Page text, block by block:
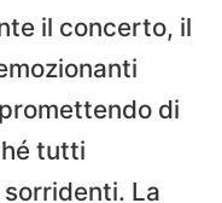
il concerto, il
di
tutti
La